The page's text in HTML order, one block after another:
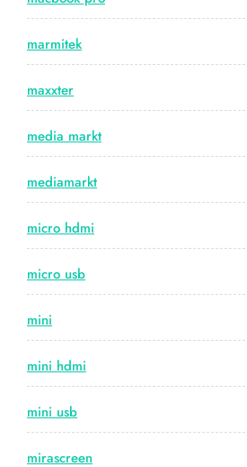
marmitek
maxxter
media markt
mediamarkt
micro hdmi
micro usb
mini
mini hdmi
mini usb
mirascreen